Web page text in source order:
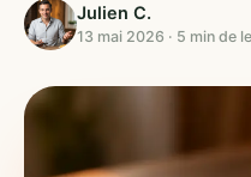
Julien C.
13 mai 2026 · 5 min de